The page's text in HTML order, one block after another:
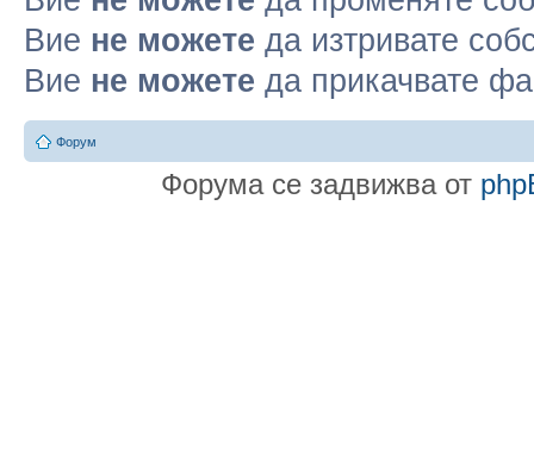
Вие не можете да изтривате
Вие не можете да прикачвате
Форум
Форума се задвижва от